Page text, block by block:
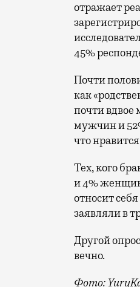
отражает
45%
Почти
как
почти
мужчин и
что
Тех, кого
и 4% женщин
относит
заявляли в
Другой
вечно.
Фото: